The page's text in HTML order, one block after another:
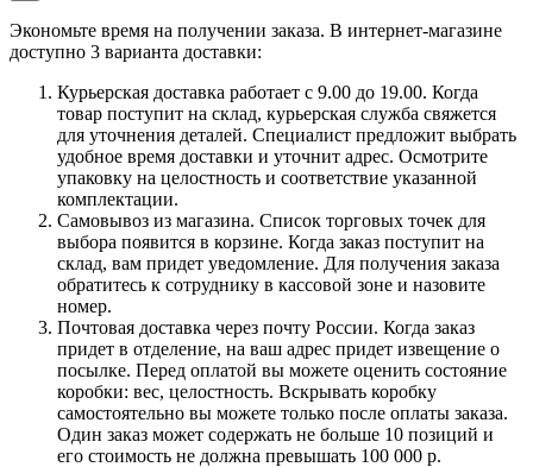
Экономьте время на получении заказа. В интернет-магазине
доступно 3 варианта доставки:
Курьерская доставка работает с 9.00 до 19.00. Когда
товар поступит на склад, курьерская служба свяжется
для уточнения деталей. Специалист предложит выбрать
удобное время доставки и уточнит адрес. Осмотрите
упаковку на целостность и соответствие указанной
комплектации.
Самовывоз из магазина. Список торговых точек для
выбора появится в корзине. Когда заказ поступит на
склад, вам придет уведомление. Для получения заказа
обратитесь к сотруднику в кассовой зоне и назовите
номер.
Почтовая доставка через почту России. Когда заказ
придет в отделение, на ваш адрес придет извещение о
посылке. Перед оплатой вы можете оценить состояние
коробки: вес, целостность. Вскрывать коробку
самостоятельно вы можете только после оплаты заказа.
Один заказ может содержать не больше 10 позиций и
его стоимость не должна превышать 100 000 р.